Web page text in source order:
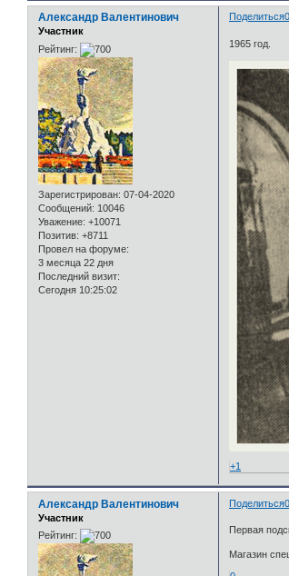
Поделиться
Александр Валентинович
Участник
Рейтинг:
Зарегистрирован: 07-04-2020
Сообщений: 10046
Уважение: +10071
Позитив: +8711
Провел на форуме:
3 месяца 22 дня
Последний визит:
Сегодня 10:25:02
1965 год.
+1
Поделиться
Александр Валентинович
Участник
Рейтинг:
Первая
Магазин